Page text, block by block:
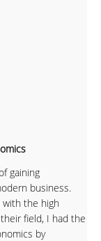
gaining
business.
with the high
field, I had the
by